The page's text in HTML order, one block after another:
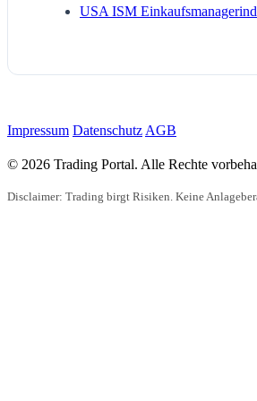
USA ISM
Impressum Datenschutz AGB
© 2026 Trading Portal. Alle Rechte
Disclaimer: Trading birgt Risiken. Keine